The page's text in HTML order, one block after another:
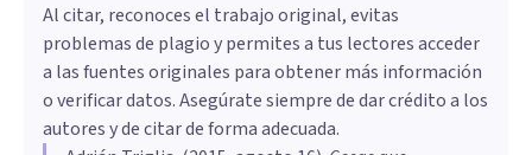
Al citar, reconoces el trabajo original, evitas
problemas de plagio y permites a tus lectores acceder
a las fuentes originales para obtener más información
o verificar datos. Asegúrate siempre de dar crédito a los
autores y de citar de forma adecuada.